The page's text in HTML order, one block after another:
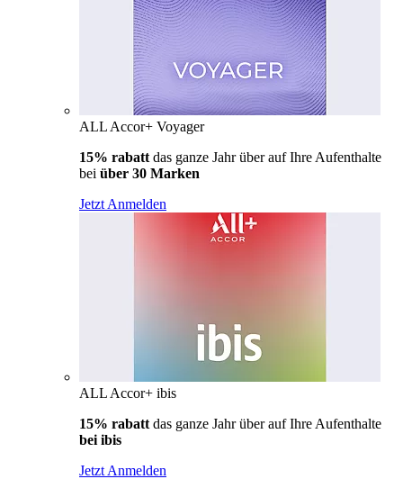
ALL Accor+ Voyager
15% rabatt das ganze Jahr über auf Ihre Aufenthalte
bei über 30 Marken
Jetzt Anmelden
ALL Accor+ ibis
15% rabatt das ganze Jahr über auf Ihre Aufenthalte
bei ibis
Jetzt Anmelden